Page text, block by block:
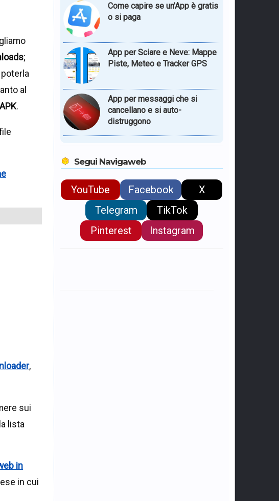
;
al
.
,
sui
lista
in
in cui
Come capire se un’App è gratis
o si paga
App per Sciare e Neve: Mappe
Piste, Meteo e Tracker GPS
App per messaggi che si
cancellano e si auto-
distruggono
Segui Navigaweb
YouTube Facebook
X
Telegram
TikTok
Pinterest
Instagram